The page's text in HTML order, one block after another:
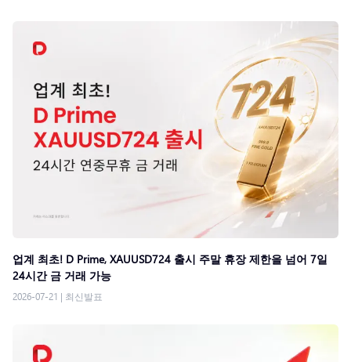
업계 최초! D Prime, XAUUSD724 출시 주말 휴장 제한을 넘어 7일
24시간 금 거래 가능
2026-07-21 | 최신발표